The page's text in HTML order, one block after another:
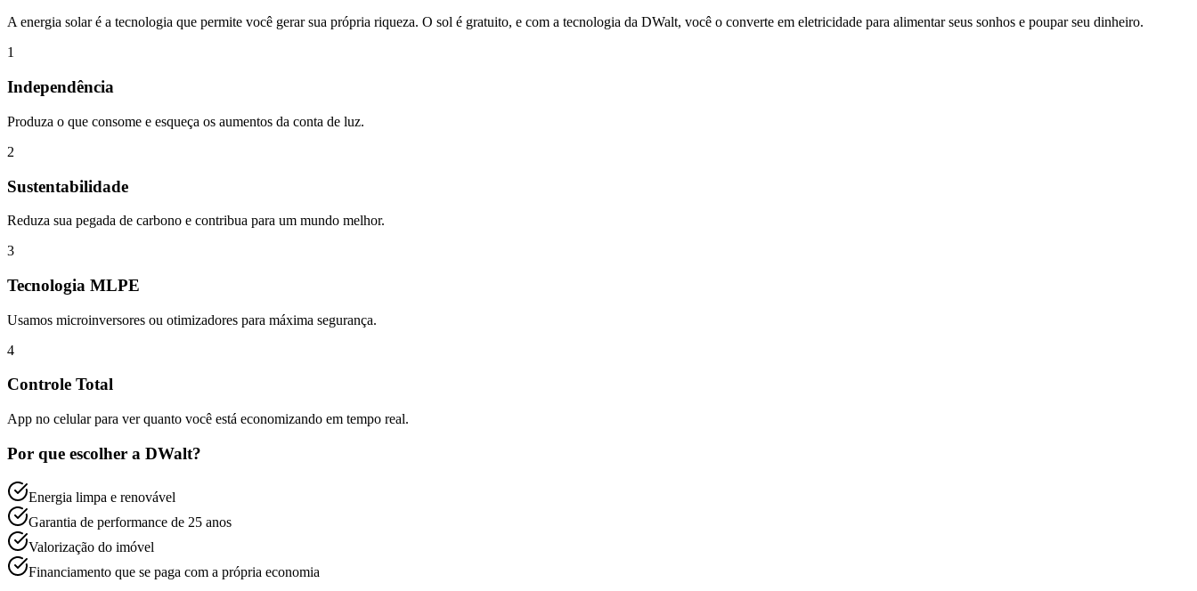
A energia solar é a tecnologia que permite você gerar sua própria riqueza. O sol é gratuito, e com a tecnologia da DWalt, você o converte em eletricidade para alimentar seus sonhos e poupar seu dinheiro.
1
Independência
Produza o que consome e esqueça os aumentos da conta de luz.
2
Sustentabilidade
Reduza sua pegada de carbono e contribua para um mundo melhor.
3
Tecnologia MLPE
Usamos microinversores ou otimizadores para máxima segurança.
4
Controle Total
App no celular para ver quanto você está economizando em tempo real.
Por que escolher a DWalt?
Energia limpa e renovável
Garantia de performance de 25 anos
Valorização do imóvel
Financiamento que se paga com a própria economia